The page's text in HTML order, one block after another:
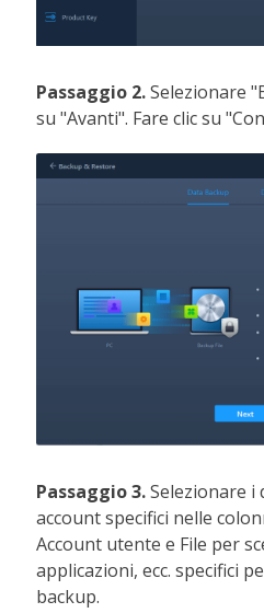
Passaggio 2.Selezionare
su "Avanti". Fare clic su
Passaggio 3.Selezionare i
account specifici nelle
Account utente e File per
applicazioni, ecc. specifici
backup.